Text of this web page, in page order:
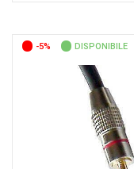
-5% DISPONIBILE